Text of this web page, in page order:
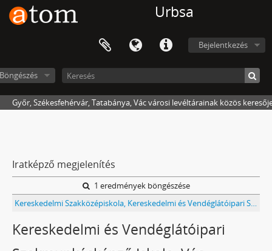
Urbsa
Bejelentkezés
Győr, Székesfehérvár, Tatabánya, Vác városi levéltárainak közös
Iratképző megjelenítés
1 eredmények böngészése
Kereskedelmi Szakközépiskola, Kereskedelmi és Vendéglátóipari Szakmunkásképző Iskola (1965-ig Pest Megyei Tanács V. B. 2. sz. Kereskedelmi Tanulóiskolája, 1987-ig Vendéglátóipari Szakmunkásképző Iskola) Vác iratai
Kereskedelmi és Vendéglátóipari